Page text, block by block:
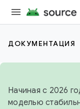
ДОКУМЕНТАЦИЯ
Начиная с 2026
моделью